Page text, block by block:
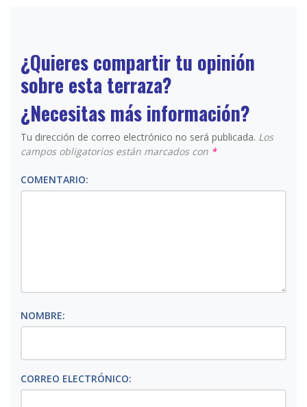
¿Quieres compartir tu opinión
sobre esta terraza?
¿Necesitas más información?
Tu dirección de correo electrónico no será publicada. Los
campos obligatorios están marcados con *
COMENTARIO:
NOMBRE:
CORREO ELECTRÓNICO: